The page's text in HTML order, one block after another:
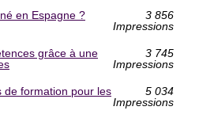
en Espagne ?
3 856
Impressions
grâce à une
3 745
Impressions
de formation pour les
5 034
Impressions